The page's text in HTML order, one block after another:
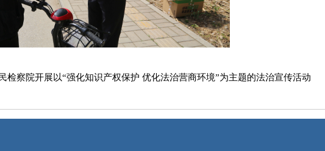
检察院开展以“强化知识产权保护 优化法治营商环境”为主题的法治宣传活动